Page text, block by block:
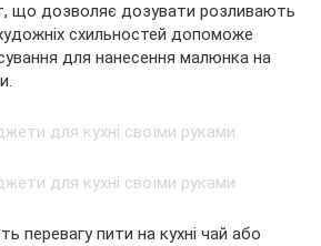
що дозволяє дозувати розливають
схильностей допоможе
для нанесення малюнка на
перевагу пити на кухні чай або